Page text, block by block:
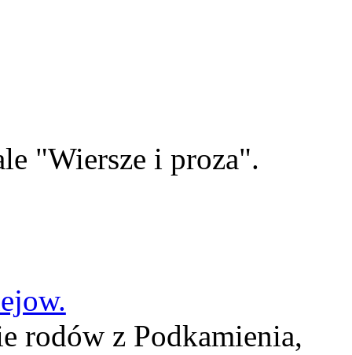
"Wiersze i proza".
rodów z Podkamienia,